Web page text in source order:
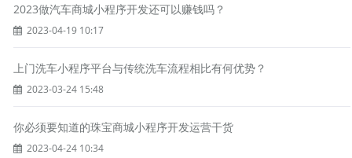
2023做汽车商城小程序开发还可以赚钱吗？
2023-04-19 10:17
上门洗车小程序平台与传统洗车流程相比有何优势？
2023-03-24 15:48
你必须要知道的珠宝商城小程序开发运营干货
2023-04-24 10:34